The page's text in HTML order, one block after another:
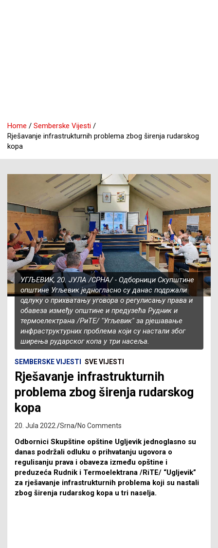
Home
Semberske Vijesti
Rješavanje infrastrukturnih problema zbog širenja rudarskog
kopa
УГЉЕВИК, 20. ЈУЛА /СРНА/ - Одборници Скупштине
општине Угљевик једногласно су данас подржали
одлуку о прихватању уговора о регулисању права и
обавеза између општине и предузећа Рудник и
термоелектрана /РиТЕ/ "Угљевик" за рјешавање
инфраструктурних проблема који су настали због
ширења рударског копа у три насеља.
SEMBERSKE VIJESTI SVE VIJESTI
Rješavanje infrastrukturnih
problema zbog širenja rudarskog
kopa
20. Jula 2022. Srna No Comments
Odbornici Skupštine opštine Ugljevik jednoglasno su
danas podržali odluku o prihvatanju ugovora o
regulisanju prava i obaveza između opštine i
preduzeća Rudnik i Termoelektrana /RiTE/ “Ugljevik”
za rješavanje infrastrukturnih problema koji su nastali
zbog širenja rudarskog kopa u tri naselja.